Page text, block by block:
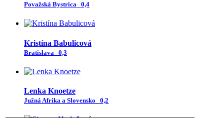
Považská Bystrica 0,4
Kristína Babulicová
Bratislava 0,3
Lenka Knoetze
Južná Afrika a Slovensko 0,2